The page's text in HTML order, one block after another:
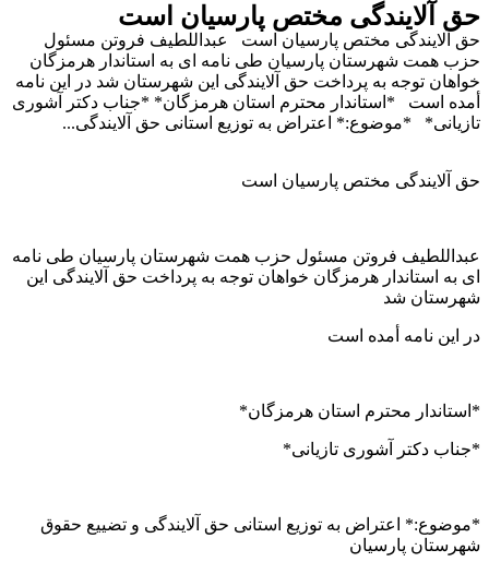
حق آلایندگی مختص پارسیان است
حق آلایندگی مختص پارسیان است عبداللطیف فروتن مسئول
حزب همت شهرستان پارسیان طی نامه ای به استاندار هرمزگان
خواهان توجه به پرداخت حق آلایندگی این شهرستان شد در این نامه
أمده است *استاندار محترم استان هرمزگان* *جناب دکتر آشوری
تازیانی* *موضوع:* اعتراض به توزیع استانی حق آلایندگی...
حق آلایندگی مختص پارسیان است
عبداللطیف فروتن مسئول حزب همت شهرستان پارسیان طی نامه
ای به استاندار هرمزگان خواهان توجه به پرداخت حق آلایندگی این
شهرستان شد
در این نامه أمده است
*استاندار محترم استان هرمزگان*
*جناب دکتر آشوری تازیانی*
*موضوع:* اعتراض به توزیع استانی حق آلایندگی و تضییع حقوق
شهرستان پارسیان